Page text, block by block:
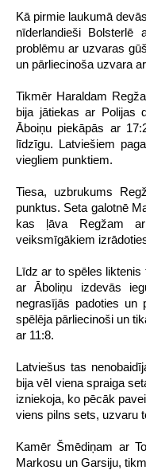
Kā pirmie laukumā
nīderlandieši
problēmu ar uzvaras
un pārliecinoša uzvara
Tikmēr Haraldam
bija jātiekas ar Polijas
Āboiņu piekāpās ar
līdzīgu. Latviešiem
viegliem punktiem.
Tiesa, uzbrukums
punktus. Seta galotnē
kas ļāva Regžam
veiksmīgākiem
Līdz ar to spēles
ar Āboliņu izdevās
negrasījās padoties un
spēlēja pārliecinoši un
ar 11:8.
Latviešus tas
bija vēl viena spraiga
izniekoja, ko pēcāk
viens pilns sets, uzvaru
Kamēr Šmēdiņam ar
Markosu un Garsiju,